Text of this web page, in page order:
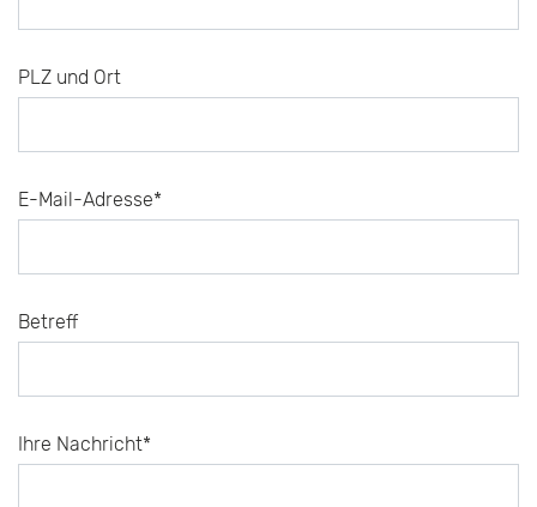
PLZ und Ort
E-Mail-Adresse*
Betreff
Ihre Nachricht*